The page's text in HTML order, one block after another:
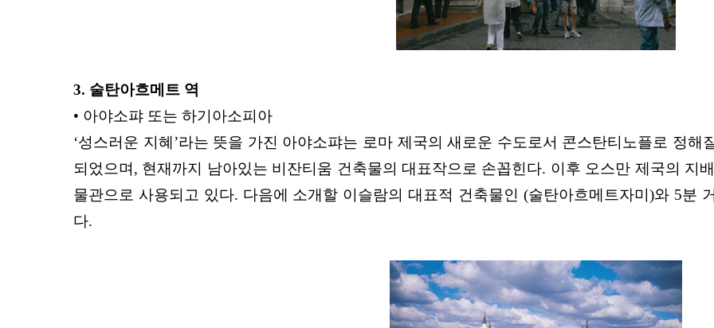
3. 술탄아흐메트 역
• 아야소퍄 또는 하기아소피아
‘성스러운 지혜’라는 뜻을 가진 아야소퍄는 로마 제국의새로운 수도로서 콘스탄티노플로 정해
되었으며, 현재까지 남아있는 비잔티 움 건축물의 대표작으로 손꼽힌다. 이후 오스만 제국의 지
물관으로 사용되 고 있다. 다음에 소개할 이슬람의 대표적 건축물인 (술탄아흐메트자미)와 5분
다.